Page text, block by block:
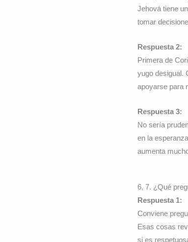
Jehová tiene
tomar
Respuesta 2:
Primera de
yugo desigual.
apoyarse para
Respuesta 3:
No sería
en la
aumenta
6, 7. ¿Qué
Respuesta 1:
Conviene
Esas cosas
si es